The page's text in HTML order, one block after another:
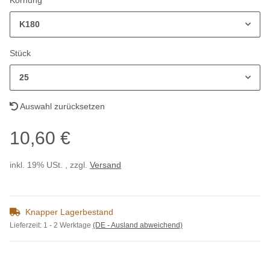
K180
Stück
25
Auswahl zurücksetzen
10,60 €
inkl. 19% USt. , zzgl. Versand
Knapper Lagerbestand
Lieferzeit: 1 - 2 Werktage (DE - Ausland abweichend)